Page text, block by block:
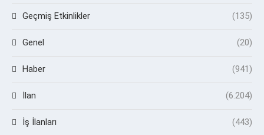
Geçmiş Etkinlikler (135)
Genel (20)
Haber (941)
İlan (6.204)
İş İlanları (443)